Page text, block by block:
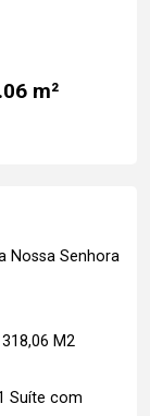
m²
Nossa Senhora
M2
Suíte com